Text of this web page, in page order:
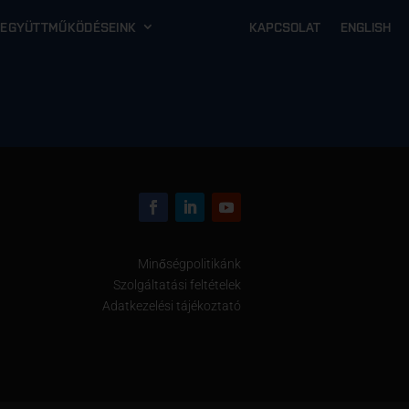
EGYÜTTMŰKÖDÉSEINK KAPCSOLAT ENGLISH
Minőségpolitikánk
Szolgáltatási feltételek
Adatkezelési tájékoztató